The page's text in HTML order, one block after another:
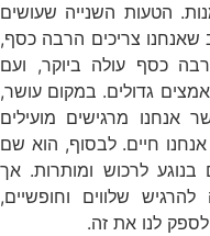
הטעות השנייה שעושים
שאנחנו צריכים הרבה כסף,
כסף עולה ביוקר, ועם
גדולים. במקום עושר,
אנחנו מרגישים מועילים
חיים. לבסוף, הוא שם
לרכוש ומותרות. אך
שלווים וחופשיים,
לנו את זה.